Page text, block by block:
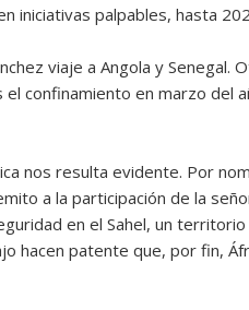
iniciativas palpables, hasta
viaje a Angola y Senegal.
confinamiento en marzo del
nos resulta evidente. Por
a la participación de la
en el Sahel, un
patente que, por fin,